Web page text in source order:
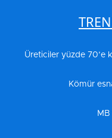
Üreticiler yüzde 70’e
Kömür